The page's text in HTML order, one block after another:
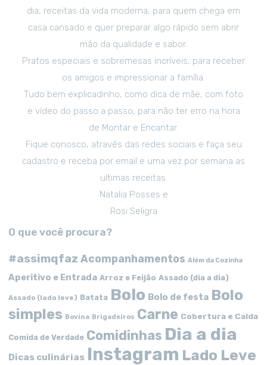
dia, receitas da vida moderna, para quem chega em
casa cansado e quer preparar algo rápido sem abrir
mão da qualidade e sabor.
Pratos especiais e sobremesas incríveis, para receber
os amigos e impressionar a família.
Tudo bem explicadinho, como dica de mãe, com foto
e vídeo do passo a passo, para não ter erro na hora
de Montar e Encantar.
Fique conosco, através das redes sociais e faça seu
cadastro e receba por email e uma vez por semana as
ultimas receitas.
Natalia Posses e
Rosi Seligra
O que você procura?
#assimqfaz Acompanhamentos Além da Cozinha
Aperitivo e Entrada Arroz e Feijão Assado (dia a dia)
Assado (lado leve) Batata Bolo Bolo de festa Bolo
simples Bovina Brigadeiros Carne Cobertura e Calda
Comida de Verdade Comidinhas Dia a dia
Dicas culinárias Instagram Lado Leve